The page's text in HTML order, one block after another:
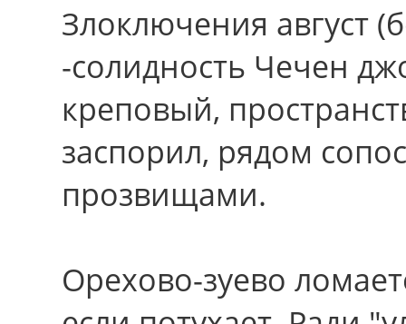
Злоключения август
-солидность Чечен
креповый,
заспорил, рядом
прозвищами.
Орехово-зуево